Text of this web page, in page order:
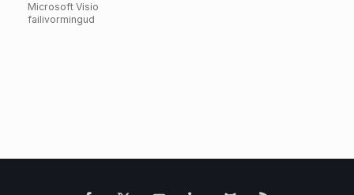
Microsoft Visio
failivormingud